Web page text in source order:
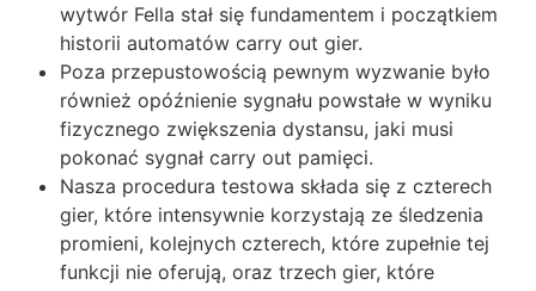
wytwór Fella stał się fundamentem i początkiem
historii automatów carry out gier.
Poza przepustowością pewnym wyzwanie było
również opóźnienie sygnału powstałe w wyniku
fizycznego zwiększenia dystansu, jaki musi
pokonać sygnał carry out pamięci.
Nasza procedura testowa składa się z czterech
gier, które intensywnie korzystają ze śledzenia
promieni, kolejnych czterech, które zupełnie tej
funkcji nie oferują, oraz trzech gier, które